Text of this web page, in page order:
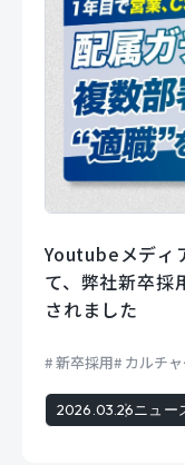
Youtubeメディ
て、弊社新卒採
されました
新卒採用 カルチ
2026.03.26ニュー